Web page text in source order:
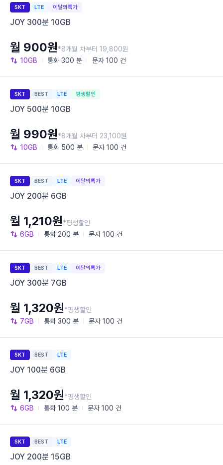
SKT LTE 이달의특가
JOY 300분 10GB
10GB 통화 300 분 문자 100 건
월 900원*8개월 차부터 19,800원
SKT BEST LTE 평생할인
JOY 500분 10GB
10GB 통화 500 분 문자 100 건
월 990원*8개월 차부터 23,100원
SKT BEST LTE 이달의특가
JOY 200분 6GB
6GB 통화 200 분 문자 100 건
월 1,210원*평생할인
SKT BEST LTE 이달의특가
JOY 300분 7GB
7GB 통화 300 분 문자 100 건
월 1,320원*평생할인
SKT BEST LTE
JOY 100분 6GB
6GB 통화 100 분 문자 100 건
월 1,320원*평생할인
SKT BEST LTE
JOY 200분 15GB